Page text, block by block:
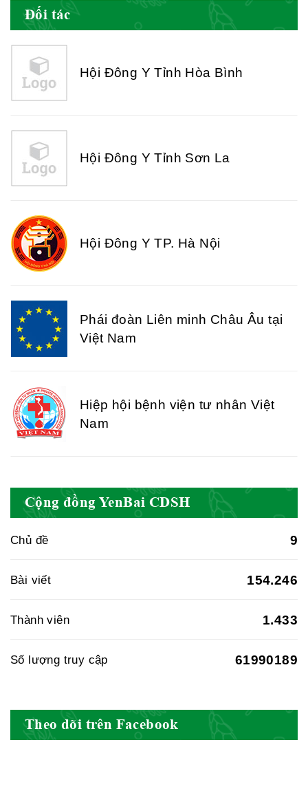
Đối tác
Hội Đông Y Tỉnh Hòa Bình
Hội Đông Y Tỉnh Sơn La
Hội Đông Y TP. Hà Nội
Phái đoàn Liên minh Châu Âu tại
Việt Nam
Hiệp hội bệnh viện tư nhân Việt
Nam
Cục quản lý y dược cổ truyền -
BYT
Hiệp hội doanh nghiệp dược Việt
Hội Đông Y Việt Nam
Cộng đồng YenBai CDSH
Chủ đề 9
Bài viết 154.246
Thành viên 1.433
Số lượng truy cập 61990189
Theo dõi trên Facebook